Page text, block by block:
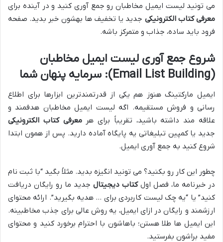
می تونید لیست ایمیل مخاطبان رو جمع آوری کنید و در آینده برای
معرفی کتاب الکترونیکی جدید یا تخفیف ها بهشون خبر بدید. صفحه
فرود باید ساده، جذاب و متمرکز باشه.
شروع جمع آوری لیست ایمیل مخاطبان
(Email List Building): سرمایه پنهان شما
ایمیل مارکتینگ هنوز هم یکی از قدرتمندترین ابزارها برای اطلاع
رسانی و فروش مستقیمه. اگه لیست ایمیل مخاطبان هدفمند و
علاقه مند داشته باشید، تقریباً برای هرمعرفی کتاب الکترونیکی
جدید یا کمپین تبلیغاتی یه پایگاه آماده دارید. پس از همون ابتدا
شروع کنید به جمع آوری ایمیل.
چطور این کار رو بکنید؟ می تونید انگیزه بدید. مثلاً بگید “با ثبت نام
در خبرنامه ما، فصل اولکتاب دیجیتال جدید ما رو رایگان دریافت
کنید” یا “یه چک لیست کاربردی برای … هدیه بگیرید”. ارائه محتوای
ارزشمند و رایگان در ازای ایمیل، یه روش عالی برای جذب مخاطبینه.
این ایمیل ها طلا هستن؛ باهاشون با احترام برخورد کنید و محتوای
مفید براشون بفرستید.